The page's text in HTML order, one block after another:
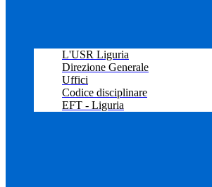
L'USR Liguria
Direzione Generale
Uffici
Codice disciplinare
EFT - Liguria